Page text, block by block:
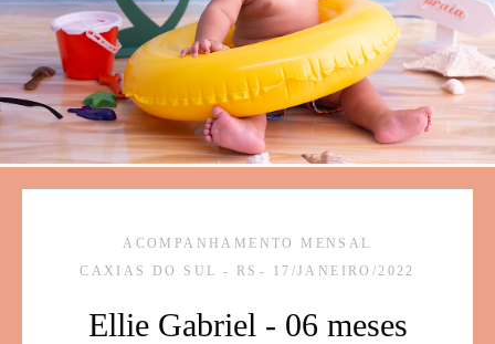
ACOMPANHAMENTO MENSAL
CAXIAS DO SUL - RS
17/JANEIRO/2022
Ellie Gabriel - 06 meses